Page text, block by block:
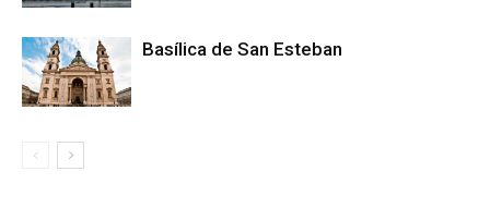
Basílica de San Esteban